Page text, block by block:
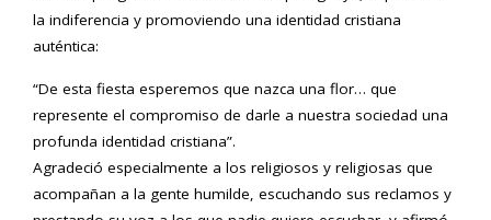
la indiferencia y promoviendo una identidad cristiana
auténtica:
“De esta fiesta esperemos que nazca una flor… que
represente el compromiso de darle a nuestra sociedad una
profunda identidad cristiana”.
Agradeció especialmente a los religiosos y religiosas que
acompañan a la gente humilde, escuchando sus reclamos y